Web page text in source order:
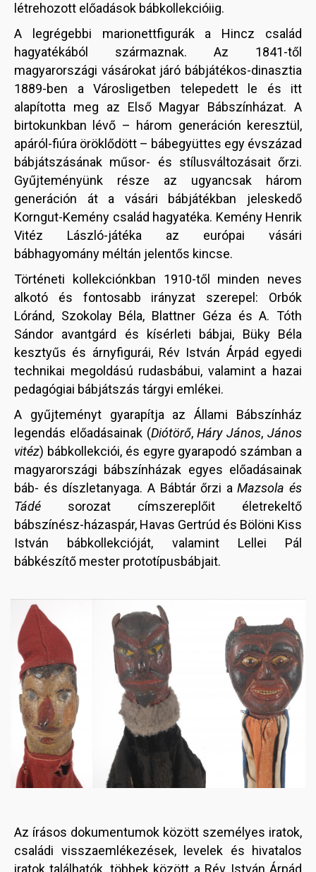
létrehozott előadások bábkollekcióiig.
A legrégebbi marionettfigurák a Hincz család
hagyatékából származnak. Az 1841-től
magyarországi vásárokat járó bábjátékos-dinasztia
1889-ben a Városligetben telepedett le és itt
alapította meg az Első Magyar Bábszínházat. A
birtokunkban lévő – három generáción keresztül,
apáról-fiúra öröklődött – bábegyüttes egy évszázad
bábjátszásának műsor- és stílusváltozásait őrzi.
Gyűjteményünk része az ugyancsak három
generáción át a vásári bábjátékban jeleskedő
Korngut-Kemény család hagyatéka. Kemény Henrik
Vitéz László-játéka az európai vásári
bábhagyomány méltán jelentős kincse.
Történeti kollekciónkban 1910-től minden neves
alkotó és fontosabb irányzat szerepel: Orbók
Lóránd, Szokolay Béla, Blattner Géza és A. Tóth
Sándor avantgárd és kísérleti bábjai, Büky Béla
kesztyűs és árnyfigurái, Rév István Árpád egyedi
technikai megoldású rudasbábui, valamint a hazai
pedagógiai bábjátszás tárgyi emlékei.
A gyűjteményt gyarapítja az Állami Bábszínház
legendás előadásainak (Diótörő,Háry János,János
vitéz) bábkollekciói, és egyre gyarapodó számban a
magyarországi bábszínházak egyes előadásainak
báb- és díszletanyaga. A Bábtár őrzi aMazsola és
Tádé sorozat címszereplőit életrekeltő
bábszínész-házaspár, Havas Gertrúd és Bölöni Kiss
István bábkollekcióját, valamint Lellei Pál
bábkészítő mester prototípusbábjait.
Image
Az írásos dokumentumok között személyes iratok,
családi visszaemlékezések, levelek és hivatalos
iratok találhatók, többek között a Rév István Árpád